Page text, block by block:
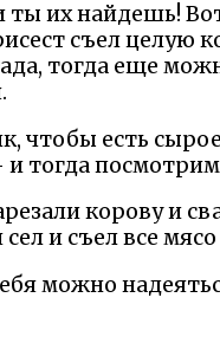
их найдешь!
съел целую
тогда еще
чтобы есть
и тогда
корову и
и съел все мясо
можно